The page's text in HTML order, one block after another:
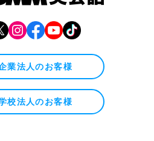
業法人のお客様
校法人のお客様